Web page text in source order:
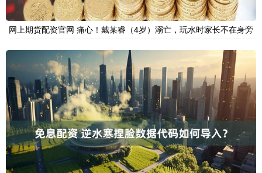
网上期货配资官网 痛心！戴某睿（4岁）溺亡，玩水时家长不在身旁